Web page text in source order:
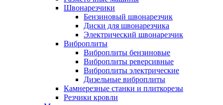
Швонарезчики
Бензиновый швонарезчик
Диски для швонарезчика
Электрический швонарезчик
Виброплиты
Виброплиты бензиновые
Виброплиты реверсивные
Виброплиты электрические
Дизельные виброплиты
Камнерезные станки и плиткорезы
Резчики кровли